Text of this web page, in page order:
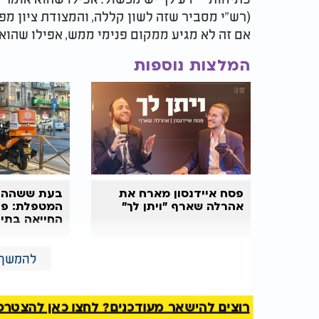
(רש"י מסביר שזה לשון קללה, והמצודת ציון
אם זה לא מגיע ממקום פנימי ממש, אפילו
המלצות נוספות
פסח איידנסון מארח את
אהרלה שארף "ויתן לך"
בעת ששהה
המטפלת:
החייאה
היה תלמיד אחד שאמר להגר"א שבזמן שאתה
במידותיו, ולכן הוא רואה את זה לא בחלון כל
רוצים להישאר מעודכנים? לחצו כאן להצטרפות